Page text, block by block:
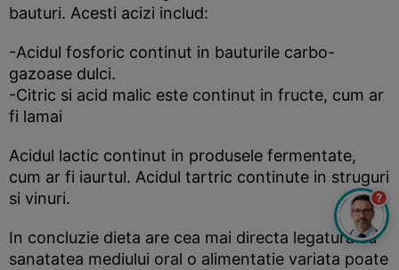
bauturi. Acesti acizi includ:
-Acidul fosforic continut in bauturile carbo-
gazoase dulci.
-Citric si acid malic este continut in fructe, cum ar
fi lamai
Acidul lactic continut in produsele fermentate,
cum ar fi iaurtul. Acidul tartric continute in struguri
si vinuri.
In concluzie dieta are cea mai directa legatura cu
sanatatea mediului oral o alimentatie variata poate
?